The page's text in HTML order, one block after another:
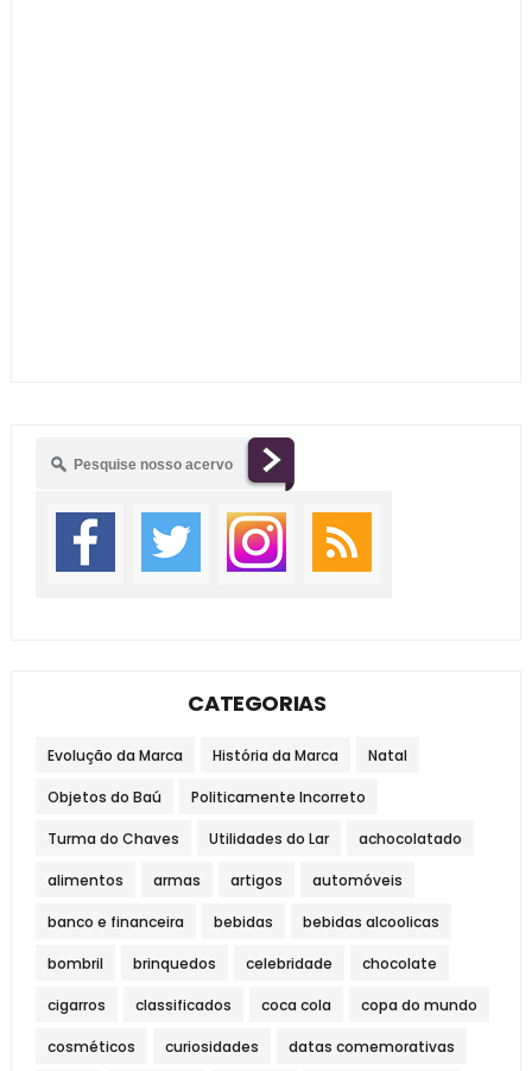
CATEGORIAS
Evolução da Marca História da Marca Natal
Objetos do Baú Politicamente Incorreto
Turma do Chaves Utilidades do Lar achocolatado
alimentos armas artigos automóveis
banco e financeira bebidas bebidas alcoolicas
bombril brinquedos celebridade chocolate
cigarros classificados coca cola copa do mundo
cosméticos curiosidades datas comemorativas